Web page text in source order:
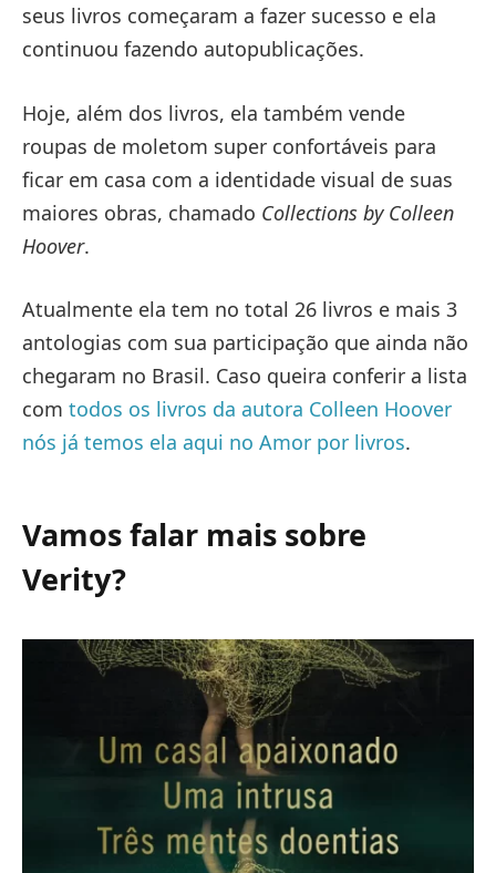
seus livros começaram a fazer sucesso e ela
continuou fazendo autopublicações.
Hoje, além dos livros, ela também vende
roupas de moletom super confortáveis para
ficar em casa com a identidade visual de suas
maiores obras, chamado Collections by Colleen
Hoover.
Atualmente ela tem no total 26 livros e mais 3
antologias com sua participação que ainda não
chegaram no Brasil. Caso queira conferir a lista
com todos os livros da autora Colleen Hoover
nós já temos ela aqui no Amor por livros.
Vamos falar mais sobre
Verity?